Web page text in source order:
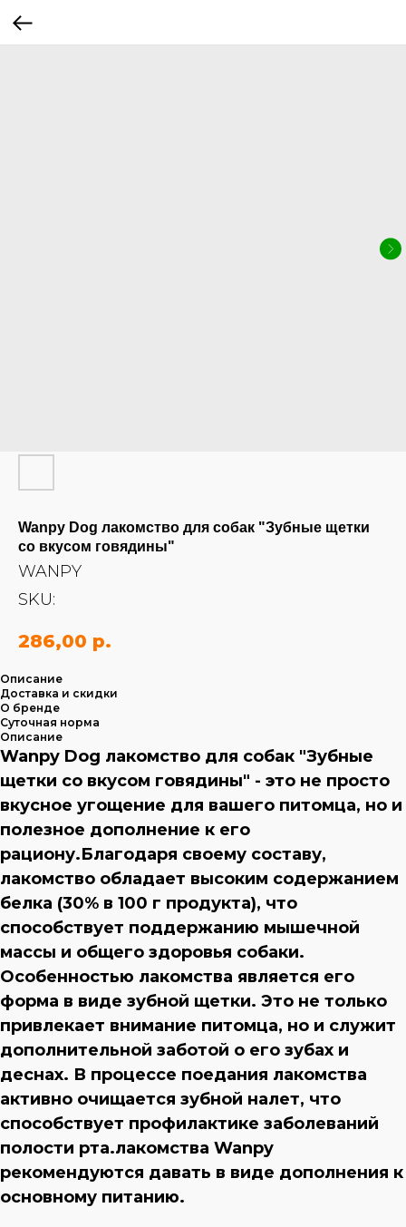
Wanpy Dog лакомство для собак "Зубные щетки
со вкусом говядины"
WANPY
SKU:
286,00 р.
Описание
Доставка и скидки
О бренде
Суточная норма
Описание
Wanpy Dog лакомство для собак "Зубные
щетки со вкусом говядины" - это не просто
вкусное угощение для вашего питомца, но и
полезное дополнение к его
рациону.Благодаря своему составу,
лакомство обладает высоким содержанием
белка (30% в 100 г продукта), что
способствует поддержанию мышечной
массы и общего здоровья собаки.
Особенностью лакомства является его
форма в виде зубной щетки. Это не только
привлекает внимание питомца, но и служит
дополнительной заботой о его зубах и
деснах. В процессе поедания лакомства
активно очищается зубной налет, что
способствует профилактике заболеваний
полости рта.лакомства Wanpy
рекомендуются давать в виде дополнения к
основному питанию.